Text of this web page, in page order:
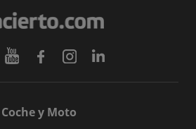
Coche y Moto